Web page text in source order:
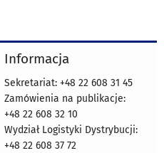
Informacja
Sekretariat: +48 22 608 31 45
Zamówienia na publikacje:
+48 22 608 32 10
Wydział Logistyki Dystrybucji:
+48 22 608 37 72